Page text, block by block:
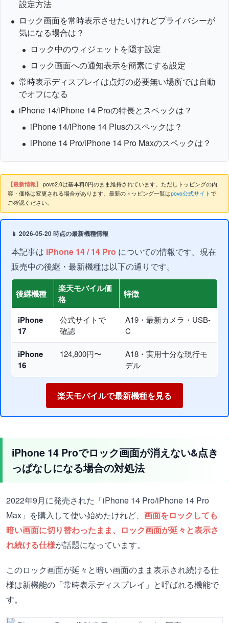
設定方法
ロック画面を常時表示させたいけれどプライバシーが
気になる場合は？
ロック中のウィジェットを隠す設定
ロック画面への通知表示を簡素にする設定
常時表示ディスプレイは点灯の必要無い場所では自動
でオフになる
iPhone 14/iPhone 14 Proの特長とスペックは？
iPhone 14/iPhone 14 Plusのスペックは？
iPhone 14 Pro/iPhone 14 Pro Maxのスペックは？
【最新情報】 povo2.0は基本料0円のまま維持されています。ただしトッピングの内
容・価格は変更される場合があります。最新のトッピング一覧はpovo公式サイトで
ご確認ください。
📱 2026-05-20 時点の最新機種情報
本記事は iPhone 14 / 14 Pro についての情報です。現在
販売中の後継・最新機種は以下の通りです。
後継機種
楽天モバイル価
格
特徴
iPhone
17
公式サイトで
確認
A19・最新カメラ・USB-
C
iPhone
16
124,800円〜
A18・実用十分な現行モ
デル
楽天モバイルで最新機種を見る
iPhone 14 Proでロック画面が消えない&点き
っぱなしになる場合の対処法
2022年9月に発売された「iPhone 14 Pro/iPhone 14 Pro
Max」を購入して使い始めたけれど、 画面をロックしても
暗い画面に切り替わったまま、ロック画面が延々と表示さ
れ続ける仕様が話題になっています。
このロック画面が延々と暗い画面のまま表示され続ける仕
様は新機能の「常時表示ディスプレイ」と呼ばれる機能で
す。